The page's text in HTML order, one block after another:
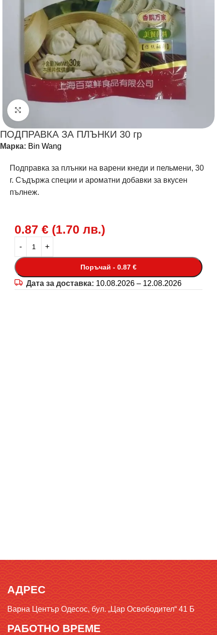
Щракнете за уголемяване
ПОДПРАВКА ЗА ПЛЪНКИ 30 гр
Марка: Bin Wang
Подправка за плънки на варени кнеди и пельмени, 30
г. Съдържа специи и ароматни добавки за вкусен
пълнеж.
0.87 € (1.70 лв.)
Поръчай - 0.87 €
Дата за доставка: 10.08.2026 – 12.08.2026
АДРЕС
Варна Център Одесос, бул. „Цар Освободител“ 41 Б
РАБОТНО ВРЕМЕ